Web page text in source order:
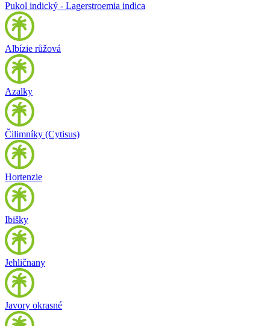
Pukol indický - Lagerstroemia indica
Albízie růžová
Azalky
Čilimníky (Cytisus)
Hortenzie
Ibišky
Jehličnany
Javory okrasné